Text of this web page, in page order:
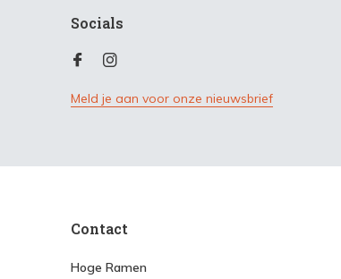
Socials
Meld je aan voor onze nieuwsbrief
Contact
Hoge Ramen